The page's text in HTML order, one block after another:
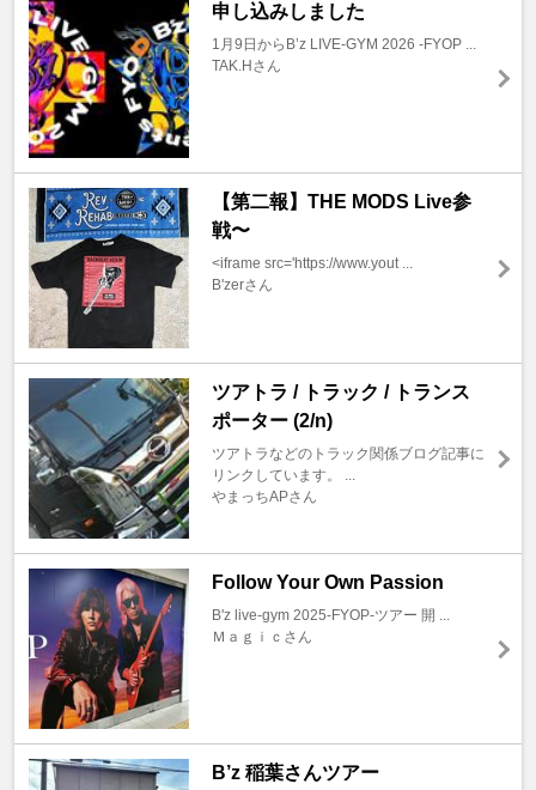
申し込みしました
1月9日からB’z LIVE-GYM 2026 -FYOP ...
TAK.Hさん
【第二報】THE MODS Live参
戦〜
<iframe src='https://www.yout ...
B'zerさん
ツアトラ / トラック / トランス
ポーター (2/n)
ツアトラなどのトラック関係ブログ記事に
リンクしています。 ...
やまっちAPさん
Follow Your Own Passion
B'z live-gym 2025-FYOP-ツアー 開 ...
Ｍａｇｉｃさん
B’z 稲葉さんツアー